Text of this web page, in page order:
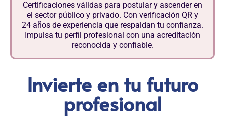
Certificaciones válidas para postular y ascender en
el sector público y privado. Con verificación QR y
24 años de experiencia que respaldan tu confianza.
Impulsa tu perfil profesional con una acreditación
reconocida y confiable.
Invierte en tu futuro
profesional